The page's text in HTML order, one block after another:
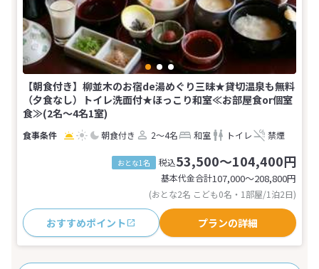
【朝食付き】柳並木のお宿de湯めぐり三昧★貸切温泉も無料
（夕食なし）トイレ洗面付★ほっこり和室≪お部屋食or個室
食≫(2名～4名1室)
朝食付き 2～4名 和室 トイレ 禁煙
おとな1名 税込53,500～104,400円
基本代金合計107,000〜208,800円
(おとな2名 こども0名・1部屋/1泊2日)
おすすめポイント プランの詳細